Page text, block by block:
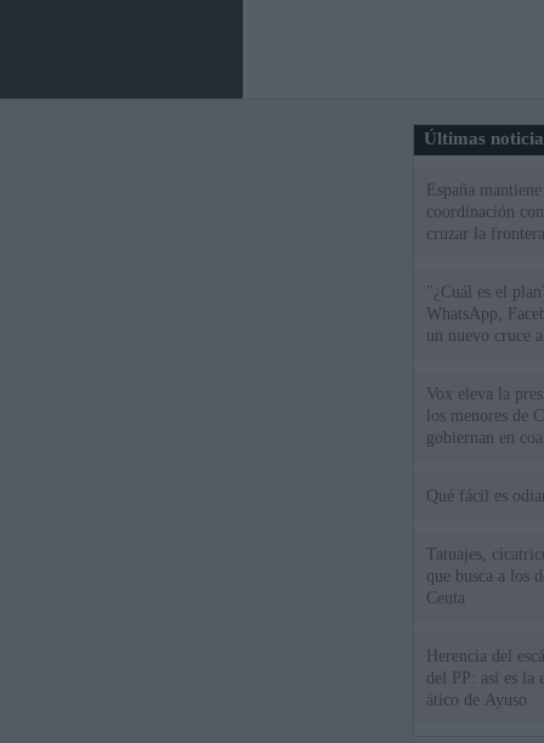
Últimas
España
coordinación
cruzar la
"¿Cuál es el
WhatsApp,
un nuevo cruce
Vox eleva la
los menores de
gobiernan en
Qué fácil es
Tatuajes,
que busca a los
Ceuta
Herencia del
del PP: así es la
ático de Ayuso